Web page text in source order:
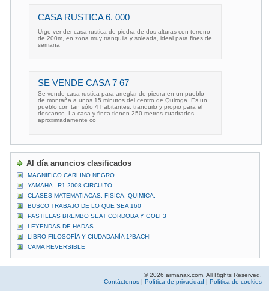
CASA RUSTICA 6. 000
Urge vender casa rustica de piedra de dos alturas con terreno
de 200m, en zona muy tranquila y soleada, ideal para fines de
semana
SE VENDE CASA 7 67
Se vende casa rustica para arreglar de piedra en un pueblo
de montaña a unos 15 minutos del centro de Quiroga. Es un
pueblo con tan sólo 4 habitantes, tranquilo y propio para el
descanso. La casa y finca tienen 250 metros cuadrados
aproximadamente co
Al día anuncios clasificados
MAGNIFICO CARLINO NEGRO
YAMAHA - R1 2008 CIRCUITO
CLASES MATEMATIACAS, FISICA, QUIMICA.
BUSCO TRABAJO DE LO QUE SEA 160
PASTILLAS BREMBO SEAT CORDOBA Y GOLF3
LEYENDAS DE HADAS
LIBRO FILOSOFÍA Y CIUDADANÍA 1ºBACHI
CAMA REVERSIBLE
© 2026 armanax.com. All Rights Reserved.
Contáctenos | Política de privacidad | Política de cookies